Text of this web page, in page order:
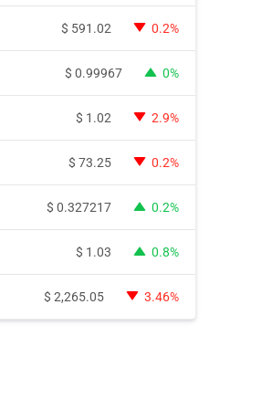
$ 591.02 0.2%
$ 0.99967 0%
$ 1.02 2.9%
$ 73.25 0.2%
$ 0.327217 0.2%
$ 1.03 0.8%
$ 2,265.05 3.46%